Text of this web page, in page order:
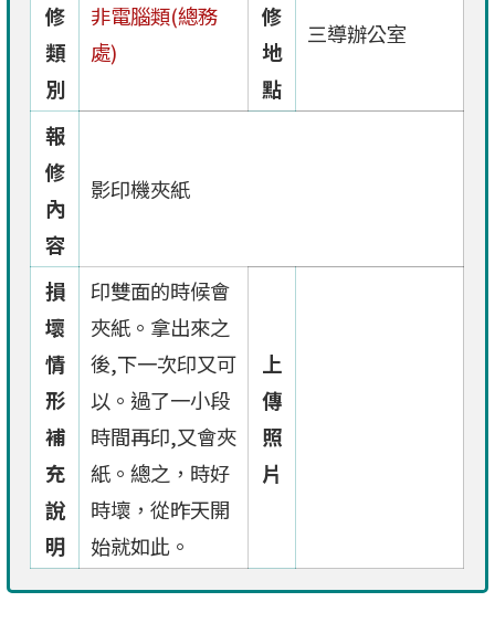
修
類
別
非電腦類(總務
處)
修
地
點
三導辦公室
報
修
內
容
影印機夾紙
損
壞
情
形
補
充
說
明
印雙面的時候會
夾紙。拿出來之
後,下一次印又可
以。過了一小段
時間再印,又會夾
紙。總之，時好
時壞，從昨天開
始就如此。
上
傳
照
片